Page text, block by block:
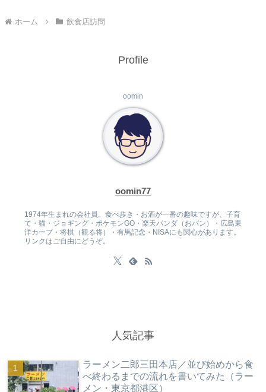
ホーム 飲食店訪問
Profile
oomin
oomin77
1974年生まれの会社員。食べ歩き・お酒が一番の趣味ですが、子育
て・猫・ジョギング・ポケモンGO・楽天パンダ（おパン）・広島東
洋カープ・将棋（観る将）・有馬記念・NISAにも関心があります。
リンクはご自由にどうぞ。
人気記事
ラーメン二郎三田本店／並び始めから食
べ終わるまでの流れを書いてみた（ラー
メン・東京都港区）